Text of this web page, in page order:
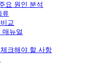
요 원인 분석
류
교
매뉴얼
크해야 할 사항